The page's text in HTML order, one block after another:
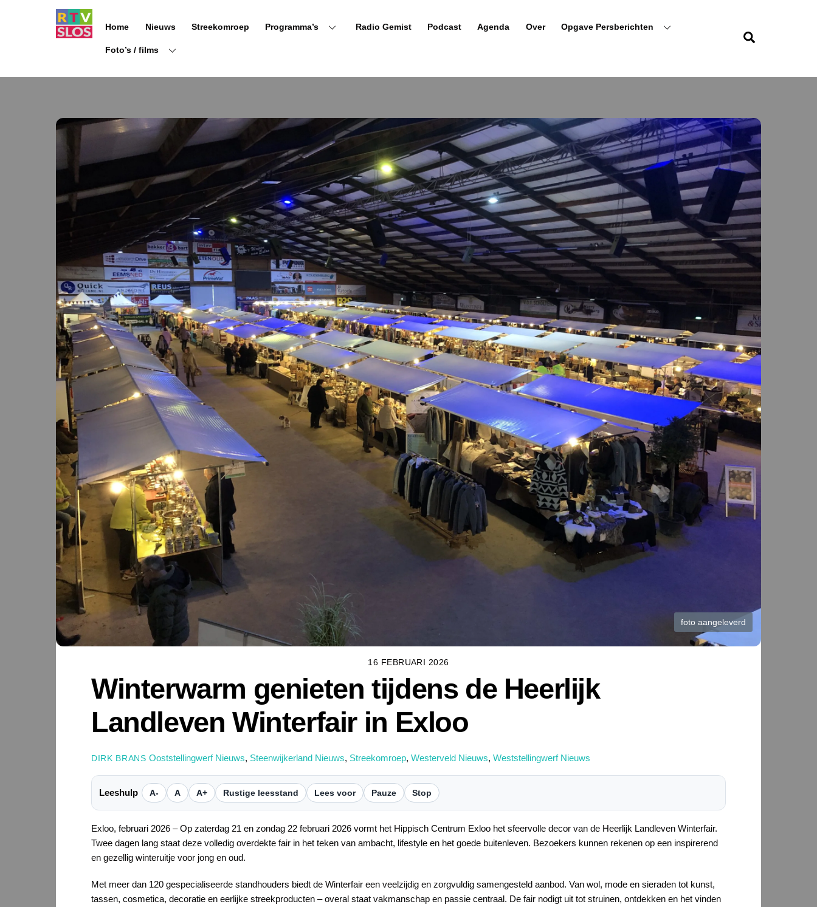
Home Nieuws Streekomroep Programma’s Radio Gemist Podcast Agenda Over Opgave Persberichten
Foto’s / films
foto aangeleverd
16 FEBRUARI 2026
Winterwarm genieten tijdens de Heerlijk
Landleven Winterfair in Exloo
DIRK BRANS Ooststellingwerf Nieuws, Steenwijkerland Nieuws, Streekomroep, Westerveld Nieuws, Weststellingwerf Nieuws
Leeshulp A- A A+ Rustige leesstand Lees voor Pauze Stop
Exloo, februari 2026 – Op zaterdag 21 en zondag 22 februari 2026 vormt het Hippisch Centrum Exloo het sfeervolle decor van de Heerlijk Landleven Winterfair.
Twee dagen lang staat deze volledig overdekte fair in het teken van ambacht, lifestyle en het goede buitenleven. Bezoekers kunnen rekenen op een inspirerend
en gezellig winteruitje voor jong en oud.
Met meer dan 120 gespecialiseerde standhouders biedt de Winterfair een veelzijdig en zorgvuldig samengesteld aanbod. Van wol, mode en sieraden tot kunst,
tassen, cosmetica, decoratie en eerlijke streekproducten – overal staat vakmanschap en passie centraal. De fair nodigt uit tot struinen, ontdekken en het vinden